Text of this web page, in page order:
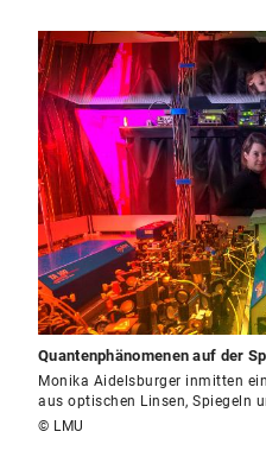
Quantenphänomenen auf der
Monika Aidelsburger inmitten
aus optischen Linsen, Spiegeln
© LMU